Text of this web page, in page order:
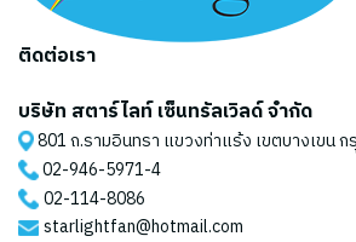
ติดต่อเรา
บริษัท สตาร์ไลท์ เซ็นทรัลเวิลด์ จำกัด
801 ถ.รามอินทรา แขวงท่าแร้ง เขตบางเขน
02-946-5971-4
02-114-8086
starlightfan@hotmail.com